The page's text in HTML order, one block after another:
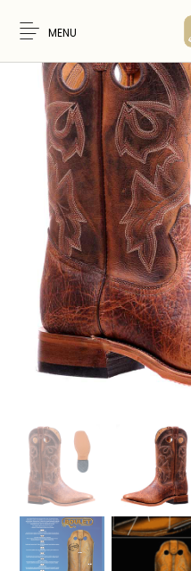
MENU
Nouveaux
Produits
FEMME
ARTISANAT
AMERINDIEN
ACCESSOIRES